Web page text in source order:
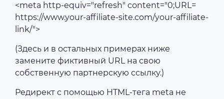
<meta http-equiv="refresh" content="0;URL=
https://www.your-affiliate-site.com/your-affiliate-
link/">
(Здесь и в остальных примерах ниже
замените фиктивный URL на свою
собственную партнерскую ссылку.)
Редирект с помощью HTML-тега meta не